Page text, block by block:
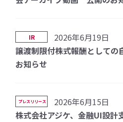
IR
2026年6月19日
譲渡制限付株式報酬としての
お知らせ
プレスリリース
2026年6月15日
株式会社アジケ、金融UI設計